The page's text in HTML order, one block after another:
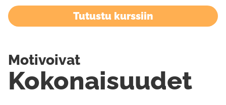
Tutustu kurssiin
Kokonaisuudet
Motivoivat